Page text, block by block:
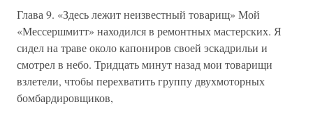
Глава 9. «Здесь лежит неизвестный товарищ» Мой
«Мессершмитт» находился в ремонтных мастерских. Я
сидел на траве около капониров своей эскадрильи и
смотрел в небо. Тридцать минут назад мои товарищи
взлетели, чтобы перехватить группу двухмоторных
бомбардировщиков,